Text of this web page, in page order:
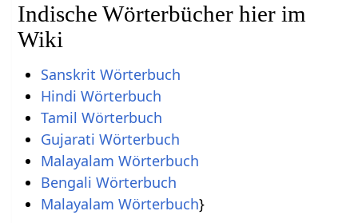
Indische Wörterbücher hier im
Wiki
Sanskrit Wörterbuch
Hindi Wörterbuch
Tamil Wörterbuch
Gujarati Wörterbuch
Malayalam Wörterbuch
Bengali Wörterbuch
Malayalam Wörterbuch}